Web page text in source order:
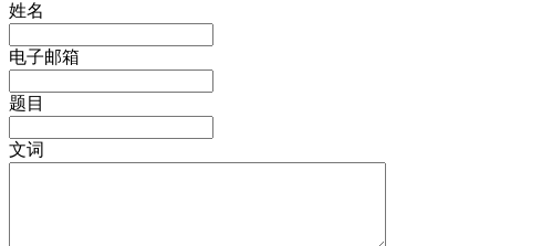
姓名
电子邮箱
题目
文词